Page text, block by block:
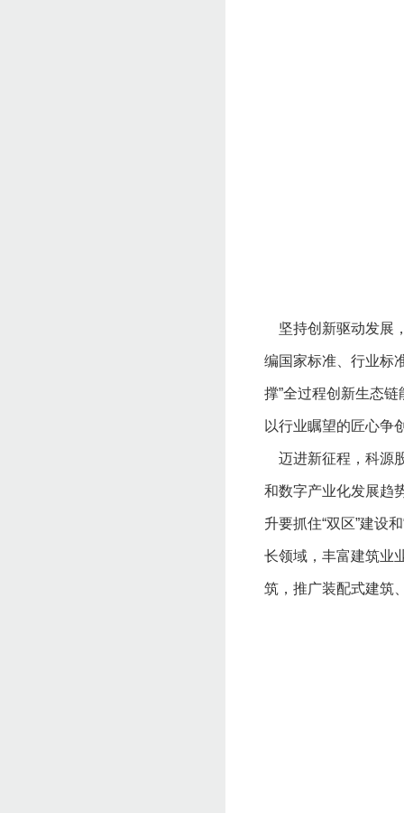
坚持创新驱动发展
编国家标准、行业标
撑”全过程创新生态
以行业瞩望的匠心争
迈进新征程，科源
和数字产业化发展趋
升要抓住“双区”建设
长领域，丰富建筑业
筑，推广装配式建筑